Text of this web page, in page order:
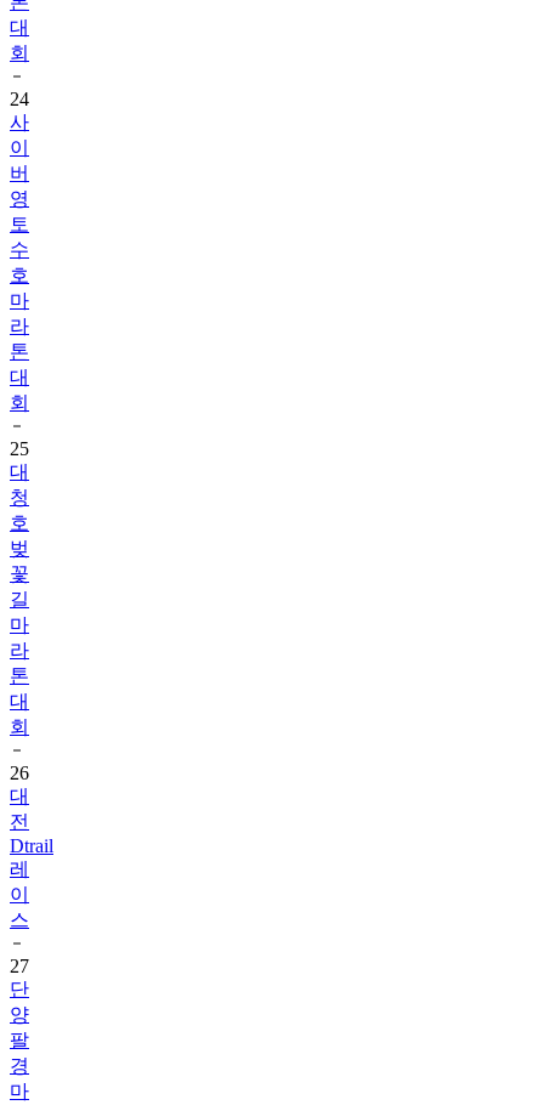
대
회
24
사
이
버
영
토
수
호
마
라
톤
대
회
25
대
청
호
벚
꽃
길
마
라
톤
대
회
26
대
전
Dtrail
레
이
스
27
단
양
팔
경
마